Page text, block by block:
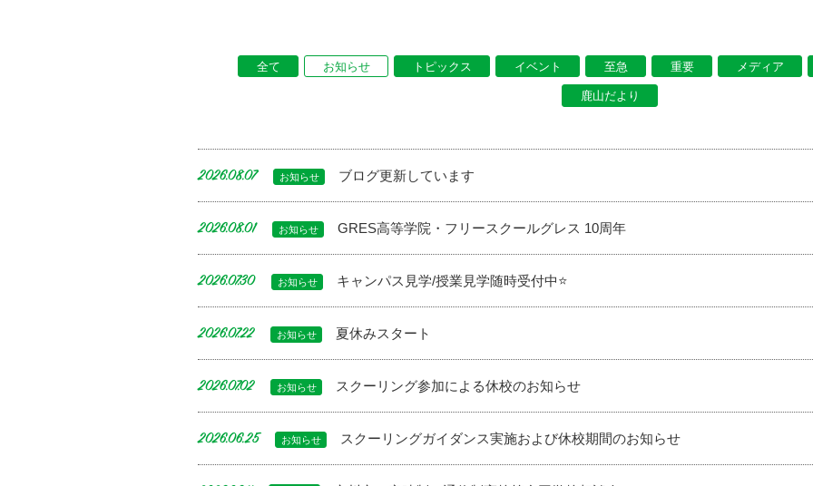
全て お知らせ トピックス イベント 至急 重要 メディア
鹿山だより
2026.08.07 お知らせ ブログ更新しています
2026.08.01 お知らせ GRES高等学院・フリースクールグレス 10周年
2026.07.30 お知らせ キャンパス見学/授業見学随時受付中⭐️
2026.07.22 お知らせ 夏休みスタート
2026.07.02 お知らせ スクーリング参加による休校のお知らせ
2026.06.25 お知らせ スクーリングガイダンス実施および休校期間のお知らせ